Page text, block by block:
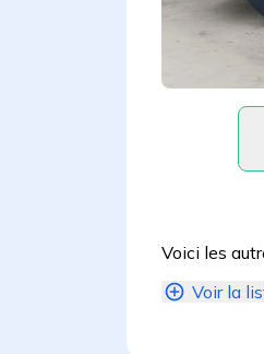
Voici les
Voir la